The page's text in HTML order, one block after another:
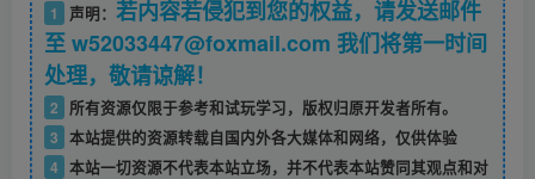
1 声明： 若内容若侵犯到您的权益，请发送邮件
至 w52033447@foxmail.com 我们将第一时间
处理，敬请谅解！
2
所有资源仅限于参考和试玩学习，版权归原开发者所有。
3 本站提供的资源转载自国内外各大媒体和网络，仅供体验
4 本站一切资源不代表本站立场，并不代表本站赞同其观点和对